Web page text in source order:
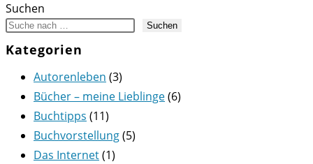
Suchen
Suchen
Kategorien
Autorenleben (3)
Bücher – meine Lieblinge(6)
Buchtipps (11)
Buchvorstellung(5)
Das Internet(1)